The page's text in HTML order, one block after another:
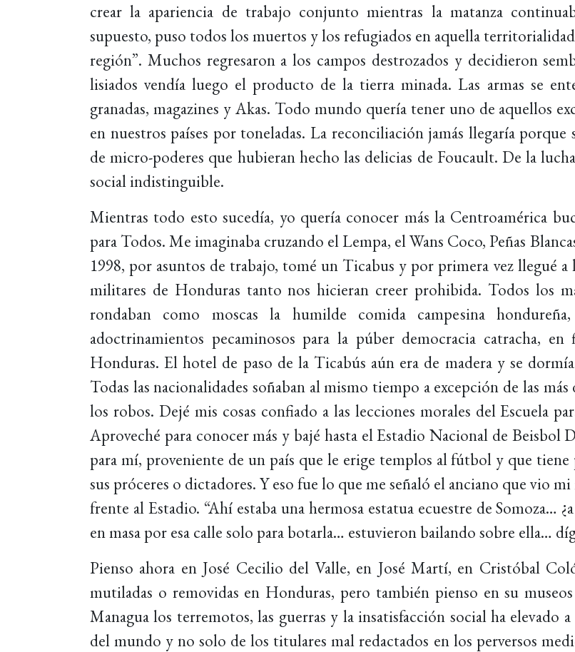
crear la apariencia de trabajo conjunto mientras la matanza
supuesto, puso todos los muertos y los refugiados en aquella
región”. Muchos regresaron a los campos destrozados y decidieron
lisiados vendía luego el producto de la tierra minada. Las armas se
granadas, magazines y Akas. Todo mundo quería tener uno de aquellos
en nuestros países por toneladas. La reconciliación jamás llegaría
de micro-poderes que hubieran hecho las delicias de Foucault. De la
social indistinguible.
Mientras todo esto sucedía, yo quería conocer más la Centroamérica
para Todos. Me imaginaba cruzando el Lempa, el Wans Coco, Peñas
1998, por asuntos de trabajo, tomé un Ticabus y por primera vez llegué
militares de Honduras tanto nos hicieran creer prohibida. Todos los
rondaban como moscas la humilde comida campesina
adoctrinamientos pecaminosos para la púber democracia catracha,
Honduras. El hotel de paso de la Ticabús aún era de madera y se
Todas las nacionalidades soñaban al mismo tiempo a excepción de las
los robos. Dejé mis cosas confiado a las lecciones morales del Escuela
Aproveché para conocer más y bajé hasta el Estadio Nacional de Beisbol
para mí, proveniente de un país que le erige templos al fútbol y que tiene
sus próceres o dictadores. Y eso fue lo que me señaló el anciano que vio
frente al Estadio. “Ahí estaba una hermosa estatua ecuestre de Somoza…
en masa por esa calle solo para botarla… estuvieron bailando sobre ella…
Pienso ahora en José Cecilio del Valle, en José Martí, en Cristóbal
mutiladas o removidas en Honduras, pero también pienso en su
Managua los terremotos, las guerras y la insatisfacción social ha elevado
del mundo y no solo de los titulares mal redactados en los perversos